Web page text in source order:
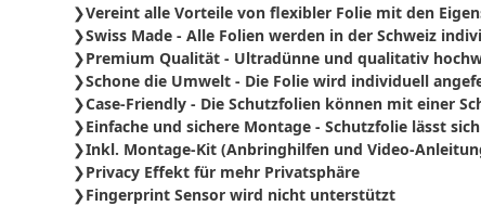
Vereint alle Vorteile von flexibler Folie mit den
Swiss Made - Alle Folien werden in der Schweiz
Premium Qualität - Ultradünne und qualitativ
Schone die Umwelt - Die Folie wird individuell
Case-Friendly - Die Schutzfolien können mit einer
Einfache und sichere Montage - Schutzfolie lässt sich
Inkl. Montage-Kit (Anbringhilfen und Video-
Privacy Effekt für mehr Privatsphäre
Fingerprint Sensor wird nicht unterstützt